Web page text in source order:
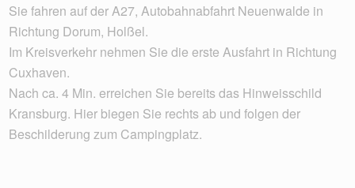
Sie fahren auf der A27, Autobahnabfahrt Neuenwalde in
Richtung Dorum, Holßel.
Im Kreisverkehr nehmen Sie die erste Ausfahrt in Richtung
Cuxhaven.
Nach ca. 4 Min. erreichen Sie bereits das Hinweisschild
Kransburg. Hier biegen Sie rechts ab und folgen der
Beschilderung zum Campingplatz.